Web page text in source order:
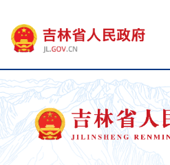
开
无
障
碍
说
明